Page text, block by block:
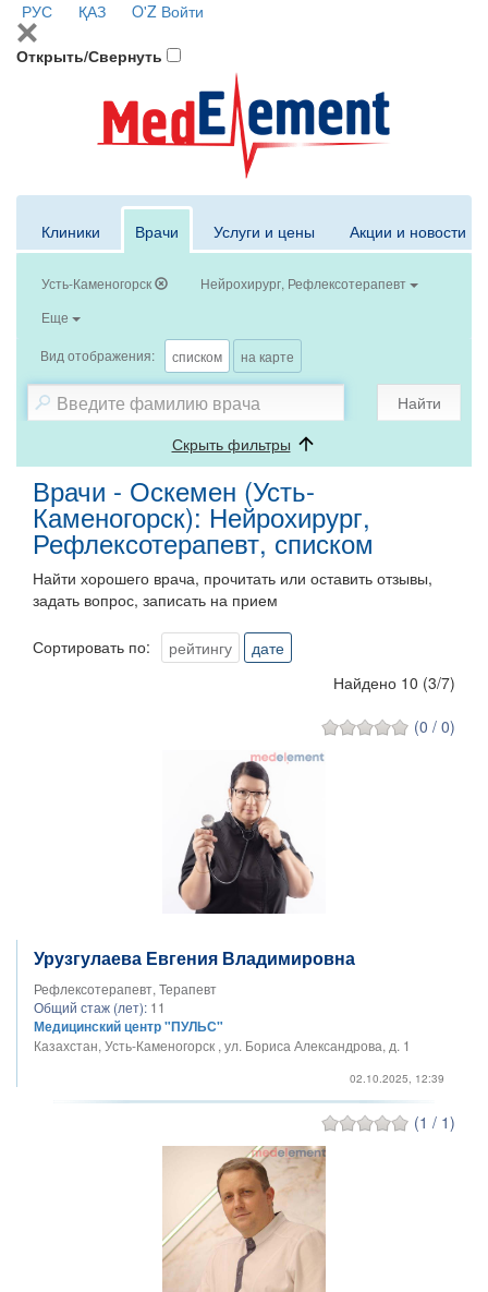
РУС ҚАЗ O'Z Войти
Открыть/Свернуть
Клиники Врачи Услуги и цены Акции и новости
Усть-Каменогорск
Нейрохирург, Рефлексотерапевт
Еще
Вид отображения: списком на карте
Найти
Скрыть фильтры
Врачи - Оскемен (Усть-
Каменогорск): Нейрохирург,
Рефлексотерапевт, списком
Найти хорошего врача, прочитать или оставить отзывы,
задать вопрос, записать на прием
Сортировать по: рейтингу
дате
Найдено 10 (3/7)
(0 / 0)
Урузгулаева Евгения Владимировна
Рефлексотерапевт, Терапевт
Общий стаж (лет): 11
Медицинский центр "ПУЛЬС"
Казахстан, Усть-Каменогорск , ул. Бориса Александрова, д. 1
02.10.2025, 12:39
(1 / 1)